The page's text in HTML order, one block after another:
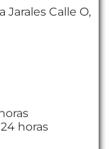
Jarales Calle O,
horas